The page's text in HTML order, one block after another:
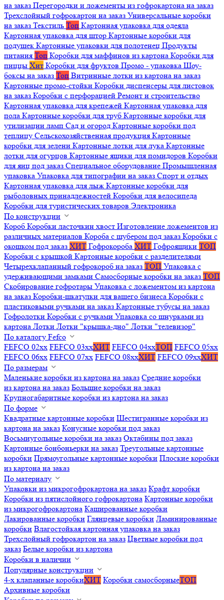
на заказ Перегородки и ложементы из гофрокартона на заказ
Трехслойный гофрокартон на заказ Универсальные коробки
на заказ Текстиль Топ Картонная упаковка для одеяла
Картонная упаковка для штор Картонные коробки для
подушек Картонные упаковки для полотенец Продукты
питания Топ Коробки для маффинов из картона Коробки для
пиццы Хит Коробки для фруктов Промо - упаковка Шоу-
боксы на заказ Топ Витринные лотки из картона на заказ
Картонные промо-стойки Коробки диспенсеры для листовок
на заказ Коробки с перфорацией Ремонт и строительство
Картонная упаковка для крепежей Картонная упаковка для
пола Картонные коробки для труб Картонные коробки для
утилизации ламп Сад и огород Картонные коробки под
теплицу Сельскохозяйственная продукция Картонные
коробки для зелени Картонные лотки для лука Картонные
лотки для огурцов Картонные ящики для помидоров Коробки
для яиц под заказ Специальное оборудование Промышленная
упаковка Упаковка для типографии на заказ Спорт и отдых
Картонная упаковка для лыж Картонные коробки для
рыболовных принадлежностей Коробки для велосипеда
Коробки для туристических товаров Электроника
По конструкции
Короб Коробки ласточкин хвост Изготовление ложементов из
различных материалов Короба с шубером под заказ Коробки с
окошком под заказ ХИТ Гофрокороба ХИТ Гофроящики ТОП
Коробки с крышкой Картонные коробки с разделителями
Четырехклапанный гофрокороб на заказ ТОП Упаковка с
удерживающими замками Самосборные коробки на заказ ТОП
Скобирование гофротары Упаковка с ложементом из картона
на заказ Коробки-шкатулки для вашего бизнеса Коробки с
пластиковыми ручками на заказ Картонные тубусы на заказ
Гофролотки Коробки с ручками Упаковка со шнурками из
картона Лотки Лотки "крышка-дно" Лотки "телевизор"
По каталогу Fefco
FEFCO 02xx FEFCO 03xxХИТ FEFCO 04xxТОП FEFCO 05xx
FEFCO 06xx FEFCO 07xx FEFCO 08xxХИТ FEFCO 09xxХИТ
По размерам
Маленькие коробки из картона на заказ Средние коробки
из картона на заказ Большие коробки на заказ
Крупногабаритные коробки из картона на заказ
По форме
Квадратные картонные коробки Шестигранные коробки из
картона на заказ Конусные коробки под заказ
Восьмиугольные коробки на заказ Октабины под заказ
Картонные бонбоньерки на заказ Треугольные картонные
коробки Прямоугольные картонные коробки Плоские коробки
из картона на заказ
По материалу
Упаковки из микрогофрокартона на заказ Крафт коробки
Коробки из пятислойного гофрокартона Картонные коробки
из микрогофрокартона Кашированные коробки
Лакированные коробки Глянцевые коробки Ламинированные
коробки Влагостойкая картонная упаковка на заказ
Трехслойный гофрокартон на заказ Цветные коробки под
заказ Белые коробки из картона
Коробки в наличии
Популярные конструкции
4-х клапанные коробкиХИТ Коробки самосборныеТОП
Архивные коробки